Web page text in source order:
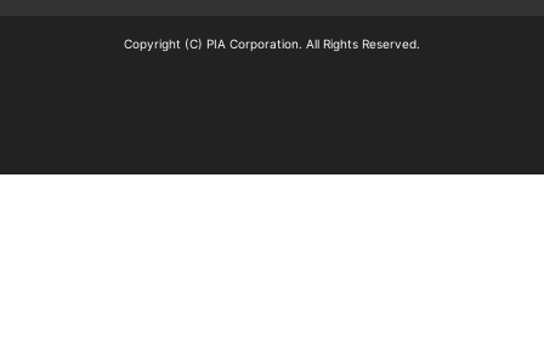
Copyright (C) PIA Corporation. All Rights Reserved.